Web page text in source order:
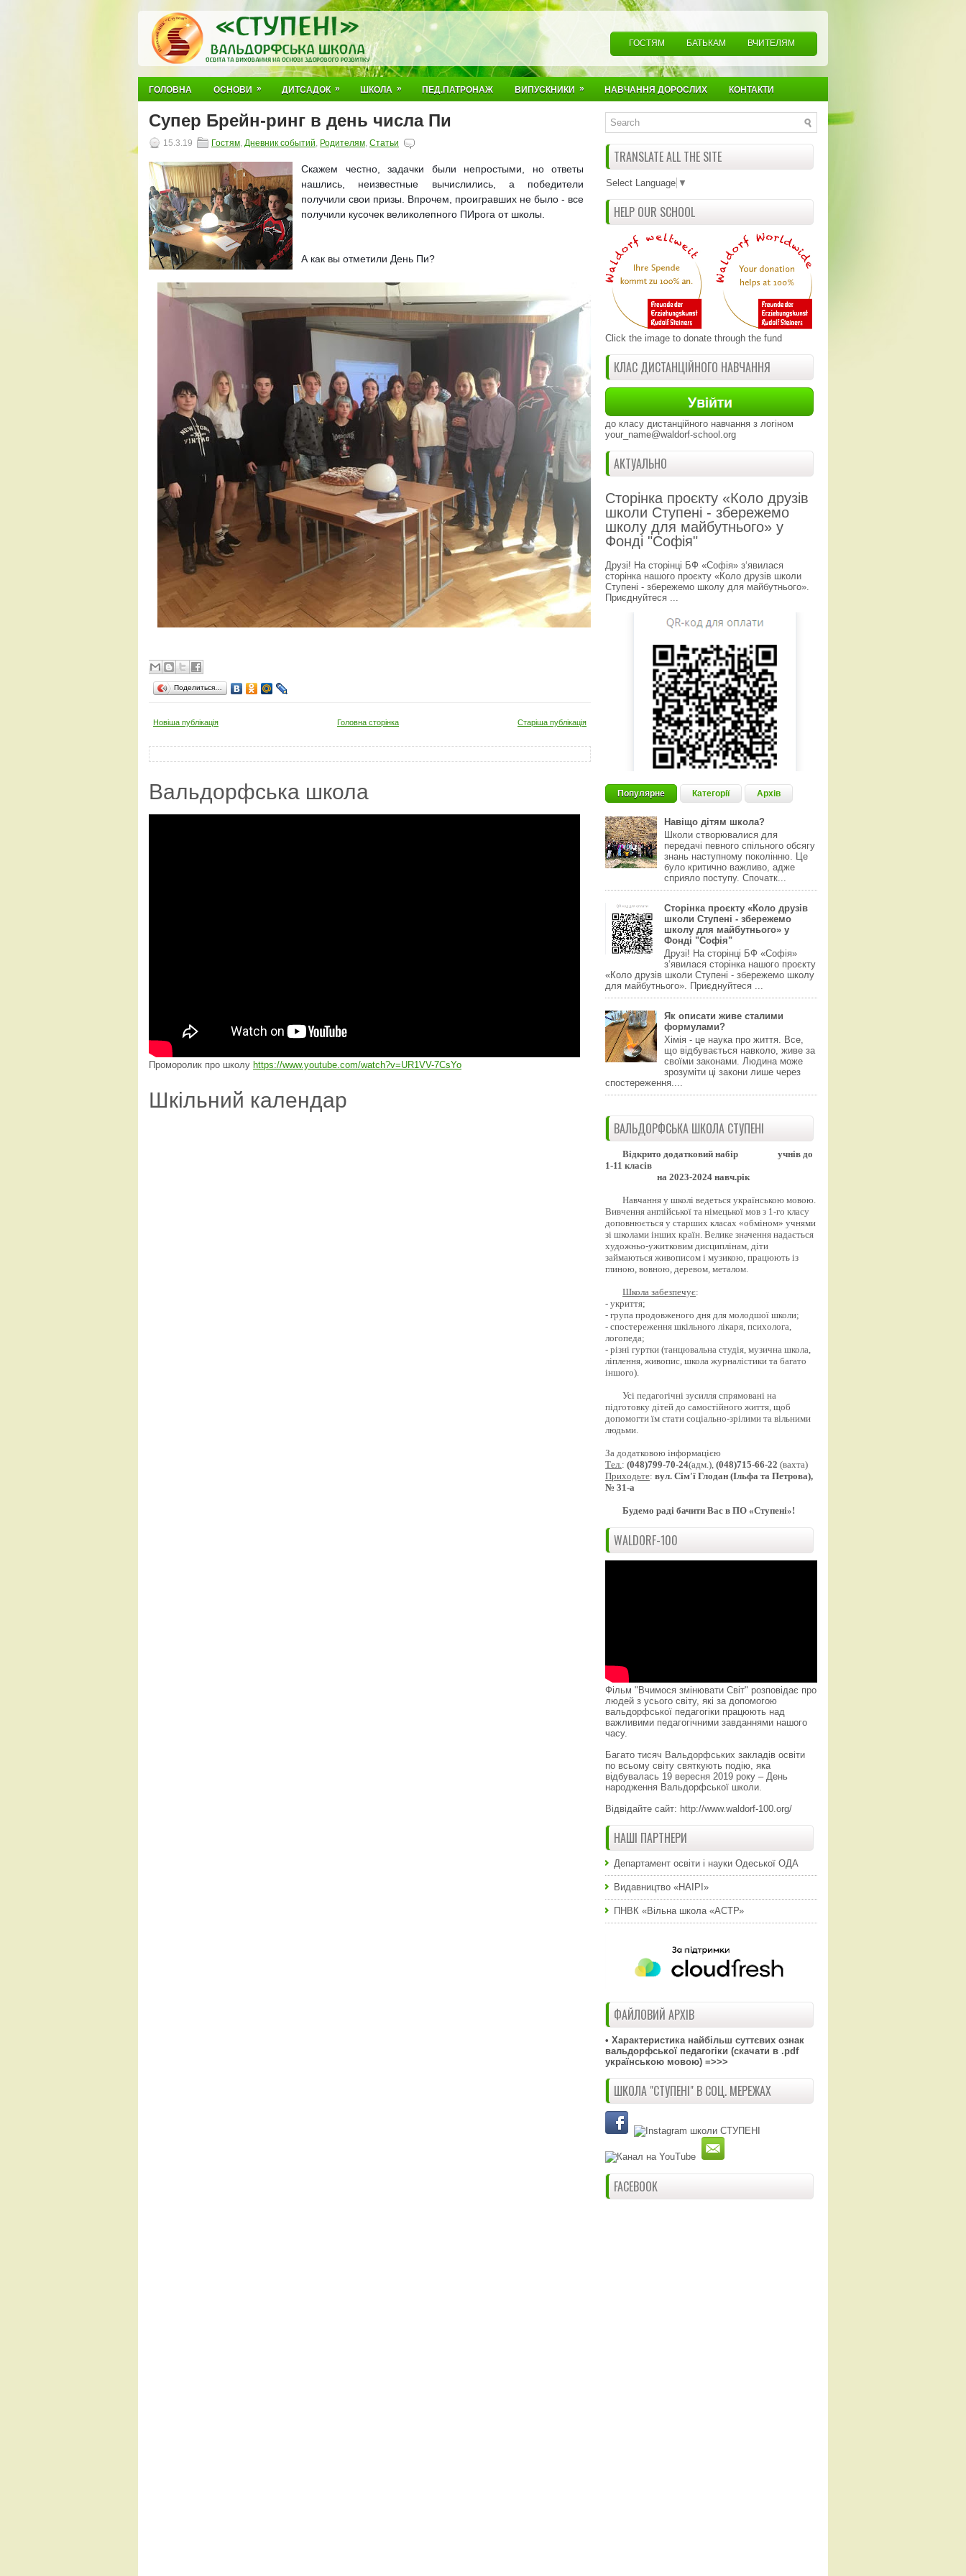
ГОСТЯМ БАТЬКАМ ВЧИТЕЛЯМ
ГОЛОВНА ОСНОВИ » ДИТСАДОК » ШКОЛА » ПЕД.ПАТРОНАЖ ВИПУСКНИКИ » НАВЧАННЯ ДОРОСЛИХ КОНТАКТИ
Супер Брейн-ринг в день числа Пи
15.3.19 Гостям, Дневник событий, Родителям, Статьи
Скажем честно, задачки были непростыми, но ответы
нашлись, неизвестные вычислились, а победители
получили свои призы. Впрочем, проигравших не было - все
получили кусочек великолепного ПИрога от школы.
А как вы отметили День Пи?
Поделиться…
Новіша публікація Старіша публікація
Головна сторінка
Вальдорфська школа
Проморолик про школу https://www.youtube.com/watch?v=UR1VV-7CsYo
Шкільний календар
TRANSLATE ALL THE SITE
Select Language ▼
HELP OUR SCHOOL
Click the image to donate through the fund
КЛАС ДИСТАНЦІЙНОГО НАВЧАННЯ
до класу дистанційного навчання з логіном
your_name@waldorf-school.org
АКТУАЛЬНО
Сторінка проєкту «Коло друзів
школи Ступені - збережемо
школу для майбутнього» у
Фонді "Софія"
Друзі! На сторінці БФ «Софія» з‘явилася
сторінка нашого проєкту «Коло друзів школи
Ступені - збережемо школу для майбутнього».
Приєднуйтеся ...
Популярне Категорії Архів
Навіщо дітям школа?
Школи створювалися для
передачі певного спільного обсягу
знань наступному поколінню. Це
було критично важливо, адже
сприяло поступу. Спочатк...
Сторінка проєкту «Коло друзів
школи Ступені - збережемо
школу для майбутнього» у
Фонді "Софія"
Друзі! На сторінці БФ «Софія»
з‘явилася сторінка нашого проєкту
«Коло друзів школи Ступені - збережемо школу
для майбутнього». Приєднуйтеся ...
Як описати живе сталими
формулами?
Хімія - це наука про життя. Все,
що відбувається навколо, живе за
своїми законами. Людина може
зрозуміти ці закони лише через
спостереження....
ВАЛЬДОРФСЬКА ШКОЛА СТУПЕНІ
Відкрито додатковий набір
учнів до
1-11 класів
на 2023-2024 навч.рік
Навчання у школі ведеться українською мовою.
Вивчення англійської та німецької мов з 1-го класу
доповнюється у старших класах «обміном» учнями
зі школами інших країн. Велике значення надається
художньо-ужитковим дисциплінам, діти
займаються живописом і музикою, працюють із
глиною, вовною, деревом, металом.
Школа забезпечує:
- укриття;
- група продовженого дня для молодшої школи;
- спостереження шкільного лікаря, психолога,
логопеда;
- різні гуртки (танцювальна студія, музична школа,
ліплення, живопис, школа журналістики та багато
іншого).
Усі педагогічні зусилля спрямовані на
підготовку дітей до самостійного життя, щоб
допомогти їм стати соціально-зрілими та вільними
людьми.
За додатковою інформацією
Тел. : (048)799-70-24(адм.), (048)715-66-22 (вахта)
Приходьте: вул. Сім'ї Глодан (Ільфа та Петрова),
№ 31-а
Будемо раді бачити Вас в ПО «Ступені»!
WALDORF-100
Фільм "Вчимося змінювати Світ" розповідає про
людей з усього світу, які за допомогою
вальдорфської педагогіки працюють над
важливими педагогічними завданнями нашого
часу.
Багато тисяч Вальдорфських закладів освіти
по всьому світу святкують подію, яка
відбувалась 19 вересня 2019 року – День
народження Вальдорфської школи.
Відвідайте сайт: http://www.waldorf-100.org/
НАШІ ПАРТНЕРИ
Департамент освіти і науки Одеської ОДА
Видавництво «НАІРІ»
ПНВК «Вільна школа «АСТР»
ФАЙЛОВИЙ АРХІВ
• Характеристика найбільш суттєвих ознак
вальдорфської педагогіки (скачати в .pdf
українською мовою) =>>>
ШКОЛА "СТУПЕНІ" В СОЦ. МЕРЕЖАХ
FACEBOOK